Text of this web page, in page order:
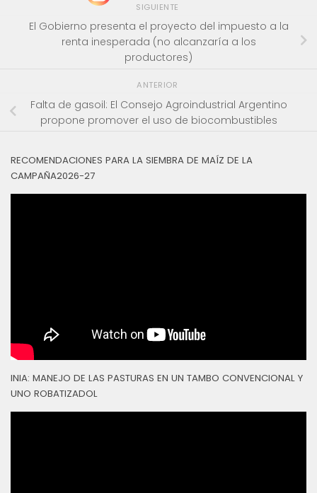
SIGUIENTE
El Gobierno presenta el proyecto del impuesto a la
renta inesperada (no alcanzaría a los
productores)
ANTERIOR
Falta de gasoil: El Consejo Agroindustrial Argentino
propone promover el uso de biocombustibles
RECOMENDACIONES PARA LA SIEMBRA DE MAÍZ DE LA
CAMPAÑA2026-27
INIA: MANEJO DE LAS PASTURAS EN UN TAMBO CONVENCIONAL Y
UNO ROBATIZADOL